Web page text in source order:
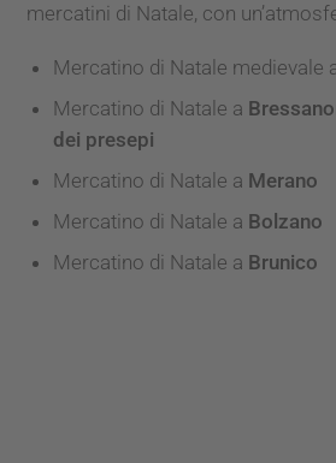
mercatini di Natale, con
Mercatino di Natale medievale
Mercatino di Natale a
dei presepi
Mercatino di Natale a Merano
Mercatino di Natale a Bolzano
Mercatino di Natale a Brunico